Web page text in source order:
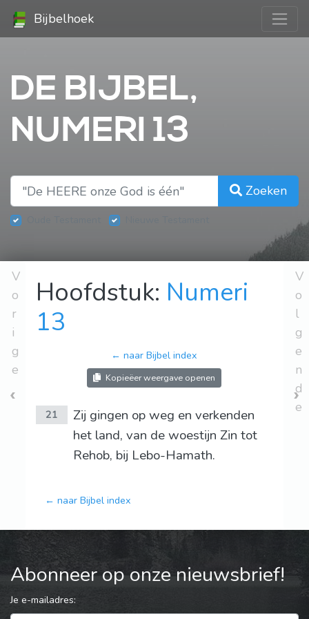
Bijbelhoek
DE BIJBEL,
NUMERI 13
Zoeken
V
o
r
i
g
e
Hoofdstuk: Numeri
13
← naar Bijbel index
Kopieëer weergave openen
21
Zij gingen op weg en verkenden
het land, van de woestijn Zin tot
Rehob, bij Lebo-Hamath.
← naar Bijbel index
V
o
l
g
e
n
d
e
Abonneer op onze nieuwsbrief!
Je e-mailadres: